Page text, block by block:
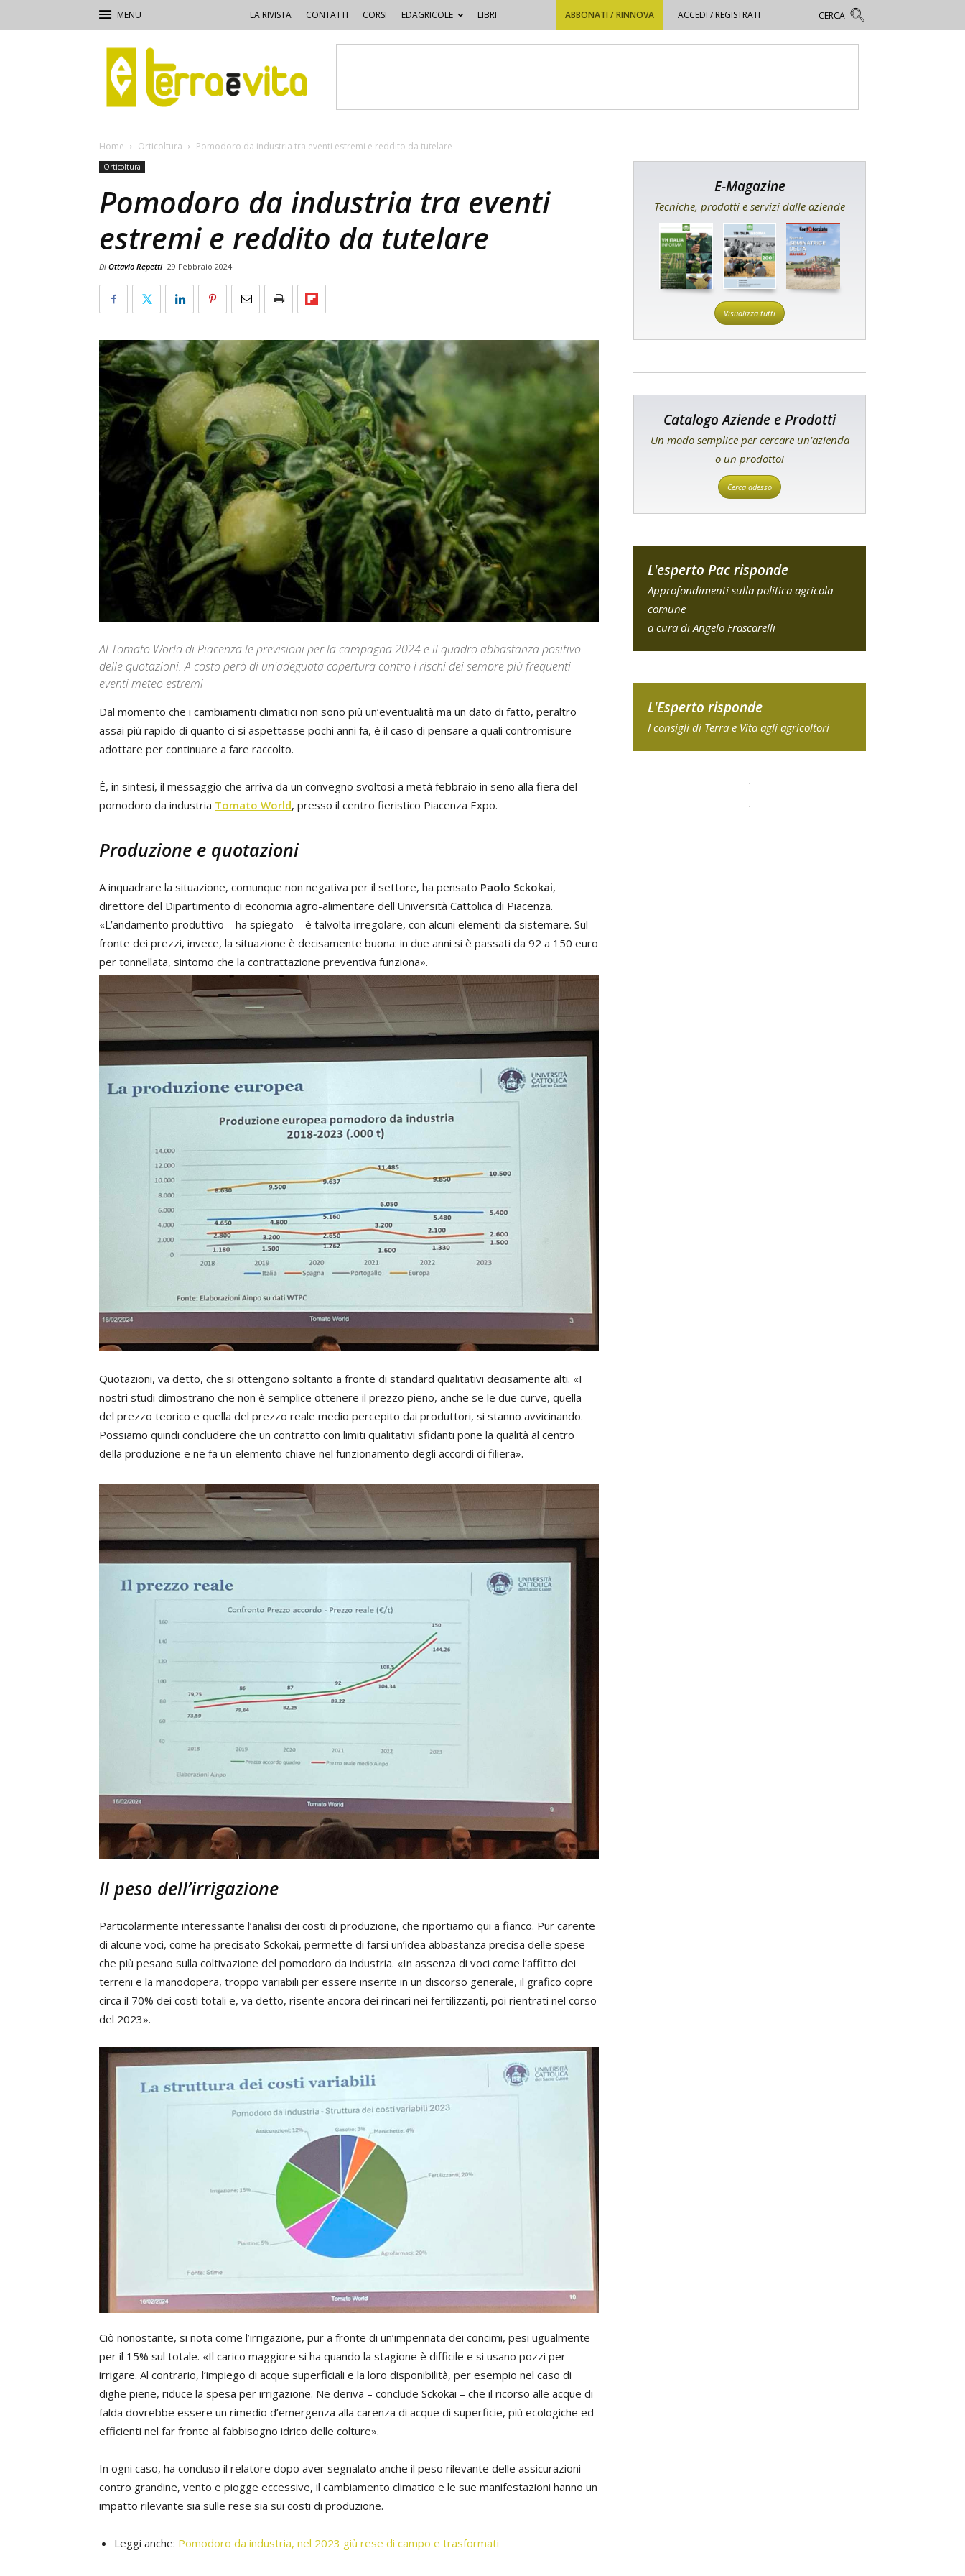
LA RIVISTA CONTATTI CORSI EDAGRICOLE LIBRI ABBONATI / RINNOVA ACCEDI / REGISTRATI
Terra
e
Vita
Home Orticoltura Pomodoro da industria tra eventi estremi e reddito da tutelare
Orticoltura
Pomodoro da industria tra eventi
estremi e reddito da tutelare
Di Ottavio Repetti 29 Febbraio 2024
Al Tomato World di Piacenza le previsioni per la campagna 2024 e il quadro abbastanza positivo
delle quotazioni. A costo però di un'adeguata copertura contro i rischi dei sempre più frequenti
eventi meteo estremi
Dal momento che i cambiamenti climatici non sono più un’eventualità ma un dato di fatto, peraltro
assai più rapido di quanto ci si aspettasse pochi anni fa, è il caso di pensare a quali contromisure
adottare per continuare a fare raccolto.
È, in sintesi, il messaggio che arriva da un convegno svoltosi a metà febbraio in seno alla fiera del
pomodoro da industria Tomato World, presso il centro fieristico Piacenza Expo.
Produzione e quotazioni
A inquadrare la situazione, comunque non negativa per il settore, ha pensato Paolo Sckokai,
direttore del Dipartimento di economia agro-alimentare dell'Università Cattolica di Piacenza.
«L’andamento produttivo – ha spiegato – è talvolta irregolare, con alcuni elementi da sistemare. Sul
fronte dei prezzi, invece, la situazione è decisamente buona: in due anni si è passati da 92 a 150 euro
per tonnellata, sintomo che la contrattazione preventiva funziona».
Quotazioni, va detto, che si ottengono soltanto a fronte di standard qualitativi decisamente alti. «I
nostri studi dimostrano che non è semplice ottenere il prezzo pieno, anche se le due curve, quella
del prezzo teorico e quella del prezzo reale medio percepito dai produttori, si stanno avvicinando.
Possiamo quindi concludere che un contratto con limiti qualitativi sfidanti pone la qualità al centro
della produzione e ne fa un elemento chiave nel funzionamento degli accordi di filiera».
Il peso dell’irrigazione
Particolarmente interessante l’analisi dei costi di produzione, che riportiamo qui a fianco. Pur carente
di alcune voci, come ha precisato Sckokai, permette di farsi un’idea abbastanza precisa delle spese
che più pesano sulla coltivazione del pomodoro da industria. «In assenza di voci come l’affitto dei
terreni e la manodopera, troppo variabili per essere inserite in un discorso generale, il grafico copre
circa il 70% dei costi totali e, va detto, risente ancora dei rincari nei fertilizzanti, poi rientrati nel corso
del 2023».
Ciò nonostante, si nota come l’irrigazione, pur a fronte di un’impennata dei concimi, pesi ugualmente
per il 15% sul totale. «Il carico maggiore si ha quando la stagione è difficile e si usano pozzi per
irrigare. Al contrario, l’impiego di acque superficiali e la loro disponibilità, per esempio nel caso di
dighe piene, riduce la spesa per irrigazione. Ne deriva – conclude Sckokai – che il ricorso alle acque di
falda dovrebbe essere un rimedio d’emergenza alla carenza di acque di superficie, più ecologiche ed
efficienti nel far fronte al fabbisogno idrico delle colture».
In ogni caso, ha concluso il relatore dopo aver segnalato anche il peso rilevante delle assicurazioni
contro grandine, vento e piogge eccessive, il cambiamento climatico e le sue manifestazioni hanno un
impatto rilevante sia sulle rese sia sui costi di produzione.
Leggi anche: Pomodoro da industria, nel 2023 giù rese di campo e trasformati
E-Magazine
Tecniche, prodotti e servizi dalle aziende
Visualizza tutti
Catalogo Aziende e Prodotti
Un modo semplice per cercare un'azienda
o un prodotto!
Cerca adesso
L'esperto Pac risponde
Approfondimenti sulla politica agricola
comune
a cura di Angelo Frascarelli
L'Esperto risponde
I consigli di Terra e Vita agli agricoltori